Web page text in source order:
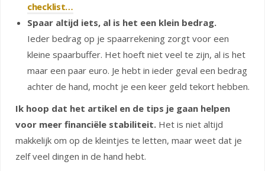
checklist…
Spaar altijd iets, al is het een klein bedrag.
Ieder bedrag op je spaarrekening zorgt voor een
kleine spaarbuffer. Het hoeft niet veel te zijn, al is het
maar een paar euro. Je hebt in ieder geval een bedrag
achter de hand, mocht je een keer geld tekort hebben.
Ik hoop dat het artikel en de tips je gaan helpen
voor meer financiële stabiliteit. Het is niet altijd
makkelijk om op de kleintjes te letten, maar weet dat je
zelf veel dingen in de hand hebt.